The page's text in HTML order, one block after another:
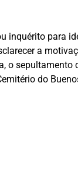
inquérito para
a
o sepultamento
do